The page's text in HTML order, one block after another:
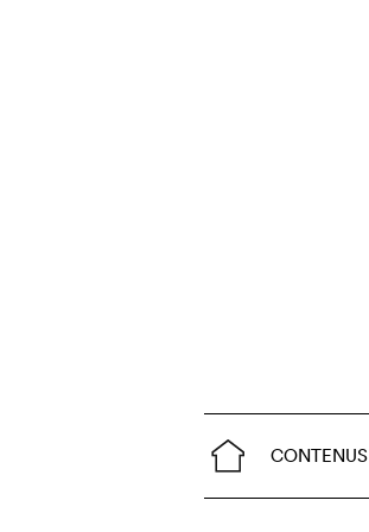
CONTENUS